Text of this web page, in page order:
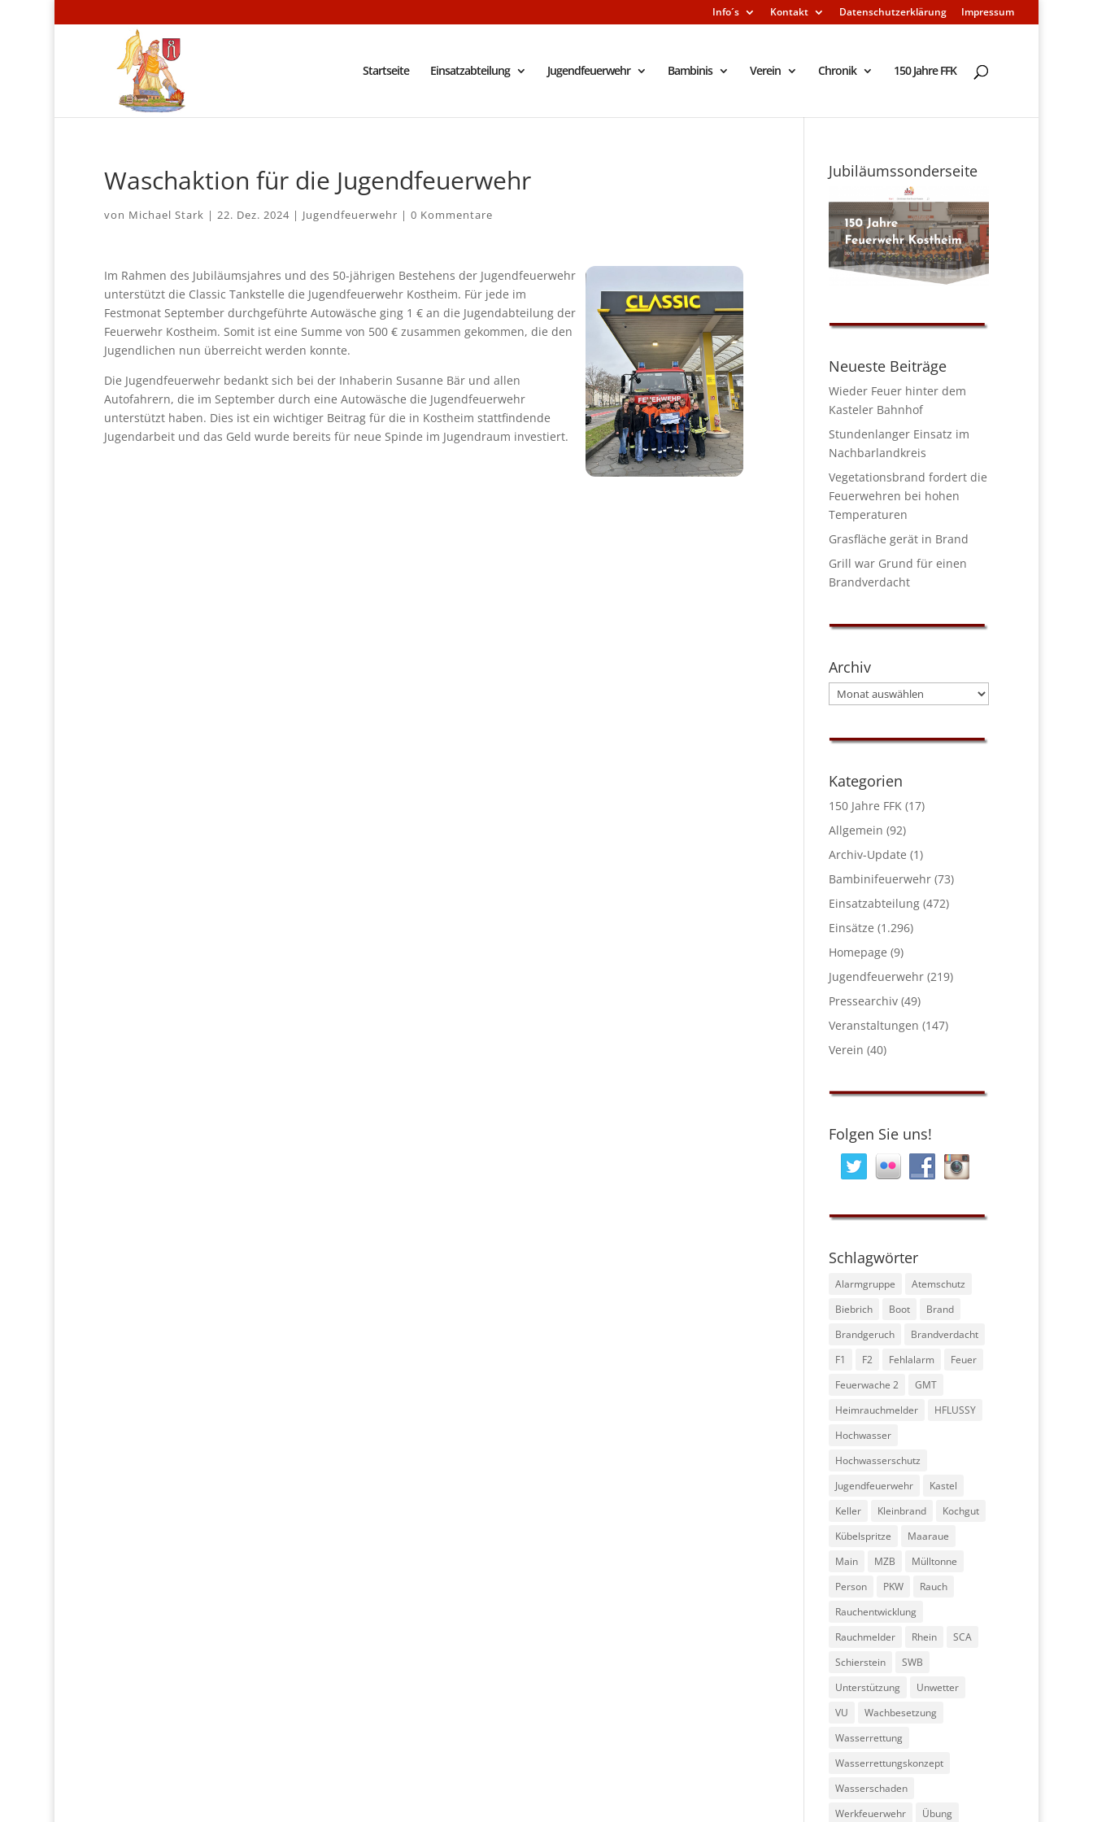
Info´s Kontakt Datenschutzerklärung Impressum
Startseite Einsatzabteilung Jugendfeuerwehr Bambinis Verein Chronik 150 Jahre FFK
Waschaktion für die Jugendfeuerwehr
von Michael Stark | 22. Dez. 2024| Jugendfeuerwehr | 0 Kommentare
Im Rahmen des Jubiläumsjahres und des 50-jährigen Bestehens der Jugendfeuerwehr
unterstützt die Classic Tankstelle die Jugendfeuerwehr Kostheim. Für jede im
Festmonat September durchgeführte Autowäsche ging 1 € an die Jugendabteilung der
Feuerwehr Kostheim. Somit ist eine Summe von 500 € zusammen gekommen, die den
Jugendlichen nun überreicht werden konnte.
Die Jugendfeuerwehr bedankt sich bei der Inhaberin Susanne Bär und allen
Autofahrern, die im September durch eine Autowäsche die Jugendfeuerwehr
unterstützt haben. Dies ist ein wichtiger Beitrag für die in Kostheim stattfindende
Jugendarbeit und das Geld wurde bereits für neue Spinde im Jugendraum investiert.
Jubiläumssonderseite
Neueste Beiträge
Wieder Feuer hinter dem
Kasteler Bahnhof
Stundenlanger Einsatz im
Nachbarlandkreis
Vegetationsbrand fordert die
Feuerwehren bei hohen
Temperaturen
Grasfläche gerät in Brand
Grill war Grund für einen
Brandverdacht
Archiv
Archiv
Kategorien
150 Jahre FFK (17)
Allgemein (92)
Archiv-Update (1)
Bambinifeuerwehr (73)
Einsatzabteilung (472)
Einsätze (1.296)
Homepage (9)
Jugendfeuerwehr (219)
Pressearchiv (49)
Veranstaltungen (147)
Verein (40)
Folgen Sie uns!
Schlagwörter
Alarmgruppe
Atemschutz
Biebrich
Boot
Brand
Brandgeruch
Brandverdacht
F1
F2 Fehlalarm
Feuer
Feuerwache 2
GMT
Heimrauchmelder
HFLUSSY
Hochwasser
Hochwasserschutz
Jugendfeuerwehr
Kastel
Keller
Kleinbrand
Kochgut
Kübelspritze
Maaraue
Main
MZB
Mülltonne
Person
PKW
Rauch
Rauchentwicklung
Rauchmelder
Rhein
SCA
Schierstein
SWB
Unterstützung
Unwetter
VU
Wachbesetzung
Wasserrettung
Wasserrettungskonzept
Wasserschaden
Werkfeuerwehr
Übung